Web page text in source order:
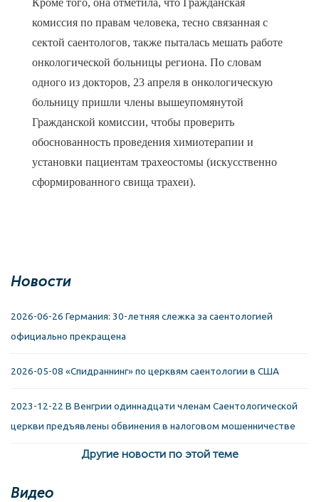
комиссия по правам человека, тесно связанная с
сектой саентологов, также пыталась мешать работе
онкологической больницы региона. По словам
одного из докторов, 23 апреля в онкологическую
больницу пришли члены вышеупомянутой
Гражданской комиссии, чтобы проверить
обоснованность проведения химиотерапии и
установки пациентам трахеостомы (искусственно
сформированного свища трахеи).
Новости
2026-06-26 Германия: 30-летняя слежка за саентологией
официально прекращена
2026-05-08 «Спидраннинг» по церквям саентологии в США
2023-12-22 В Венгрии одиннадцати членам Саентологической
церкви предъявлены обвинения в налоговом мошенничестве
Другие новости по этой теме
Видео